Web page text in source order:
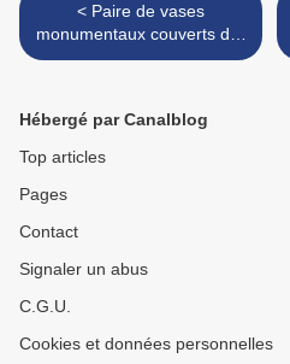
< Paire de vases
monumentaux couverts dits
"Soldats" en porcelaine bleu
(1662-1722)
Hébergé par Canalblog
Top articles
Pages
Contact
Signaler un abus
C.G.U.
Cookies et données personnelles